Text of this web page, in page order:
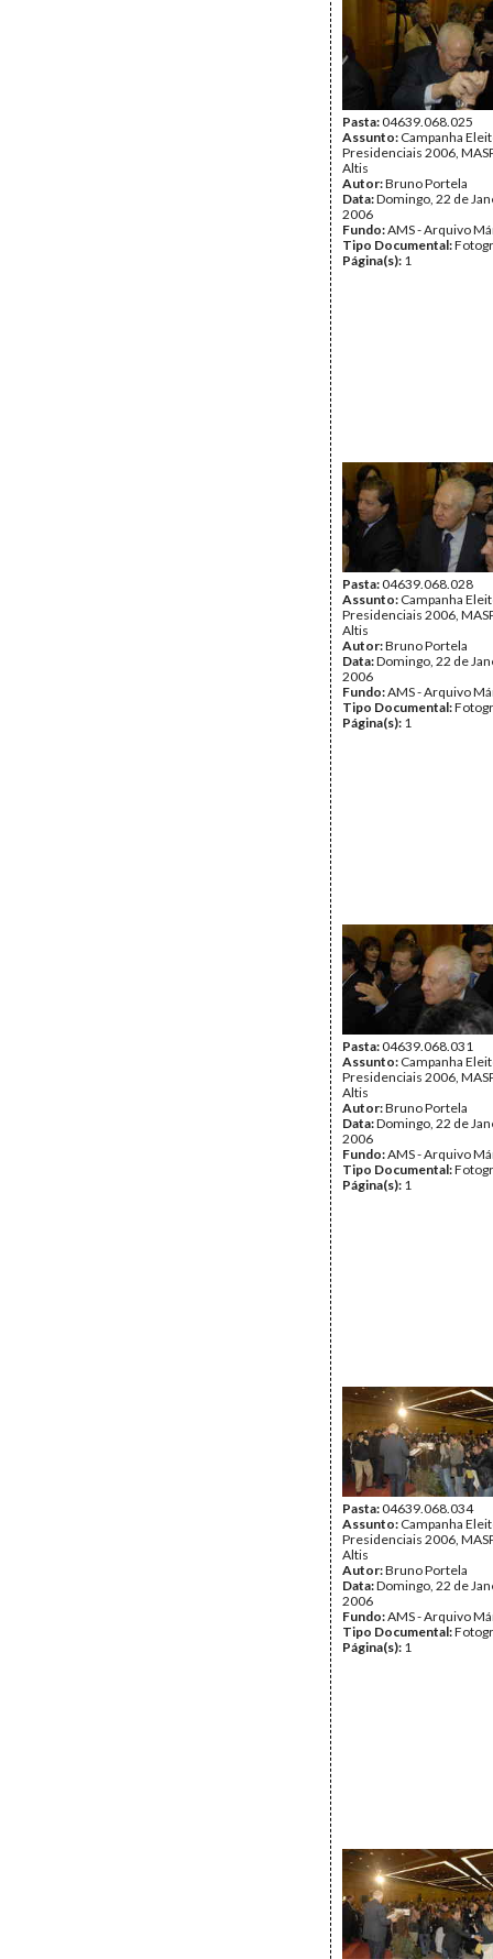
Pasta:04639.068.025
Assunto: Campanha
Presidenciais 2006,
Altis
Autor:Bruno Portela
Data:Domingo, 22 de
2006
Fundo:AMS - Arquivo
Tipo Documental:
Página(s): 1
Pasta:04639.068.028
Assunto: Campanha
Presidenciais 2006,
Altis
Autor:Bruno Portela
Data:Domingo, 22 de
2006
Fundo:AMS - Arquivo
Tipo Documental:
Página(s): 1
Pasta:04639.068.031
Assunto: Campanha
Presidenciais 2006,
Altis
Autor:Bruno Portela
Data:Domingo, 22 de
2006
Fundo:AMS - Arquivo
Tipo Documental:
Página(s): 1
Pasta:04639.068.034
Assunto: Campanha
Presidenciais 2006,
Altis
Autor:Bruno Portela
Data:Domingo, 22 de
2006
Fundo:AMS - Arquivo
Tipo Documental:
Página(s): 1